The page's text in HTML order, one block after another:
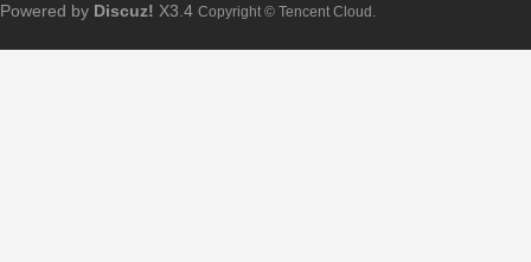
Powered by Discuz! X3.4 Copyright © Tencent Cloud.